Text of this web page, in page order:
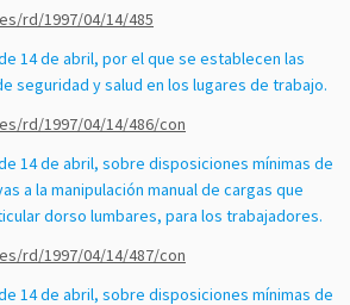
rd/1997/04/14/485
14 de abril, por el que se establecen las
seguridad y salud en los lugares de trabajo.
rd/1997/04/14/486/con
14 de abril, sobre disposiciones mínimas de
a la manipulación manual de cargas que
dorso lumbares, para los trabajadores.
rd/1997/04/14/487/con
14 de abril, sobre disposiciones mínimas de